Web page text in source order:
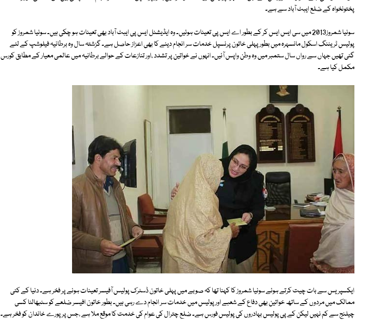
پختونخواہ کے ضلع ایبٹ آباد سے ہے۔
سونیا شمروز2013 میں سی ایس ایس کر کے بطور اے ایس پی تعینات ہوئیں۔ وہ ایڈیشنل ایس پی ایبٹ آباد بھی تعینات ہو چکی ہیں۔ سونیا شمروز کو
پولیس ٹریننگ اسکول مانسہرہ میں بطور پہلی خاتون پرنسپل خدمات سر انجام دینے کا بھی اعزاز حاصل ہے۔ گزشتہ سال وہ برطانیہ فیلوشپ کے لئے
گئی تھیں جہاں سے رواں سال ستمبر میں وہ وطن واپس آئیں۔ انہوں نے خواتین پر تشدد ،اور تنازعات کے حوالے برطانیہ میں عالمی معیار کے مطابق کورس
مکمل کیا ہے۔
ایکسپریس سے بات چیت کرتے ہوئے سونیا شمروز کا کہنا تھا کہ صوبے میں پہلی خاتون ڈسٹرک پولیس آفیسر تعینات ہونے پر فخر ہے۔ دنیا کے کئی
ممالک میں مردوں کے ساتھ خواتین بھی دفاع کے شعبے اور پولیس میں خدمات سر انجام دے رہی ہیں۔ بطور خاتون افیسر ضلعے کو سنبھالنا کسی
چیلنج سے کم نہیں لیکن کے پی پولیس بہادروں کی پولیس فورس ہے۔ ضلع چترال کی عوام کی خدمت کا موقع ملا ہے ،جس پر پورے خاندان کو فخر ہے۔